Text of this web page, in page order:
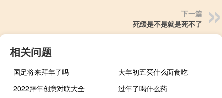
下一篇
死缓是不是就是死不了
相关问题
国足将来拜年了吗
大年初五买什么面食吃
2022拜年创意对联大全
过年了喝什么药